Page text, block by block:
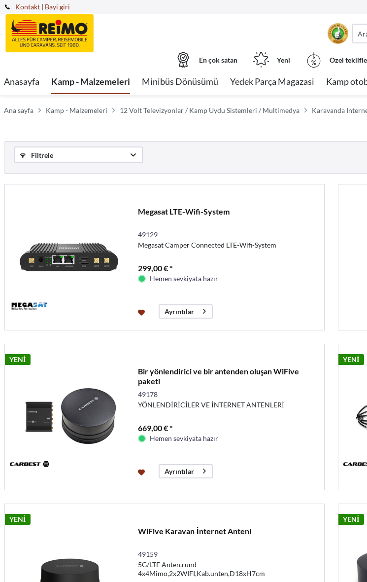
Kontakt | Bayi giri
En çok satan Yeni Özel
Anasayfa Kamp - Malzemeleri Minibüs Dönüsümü Yedek Parça Magazasi Kamp
Ana sayfa Kamp - Malzemeleri 12 Volt Televizyonlar / Kamp Uydu Sistemleri / Multimedya Karavanda
Filtrele
Megasat LTE-Wifi-System
49129
Megasat Camper Connected LTE-Wifi-System
299,00 € *
Hemen sevkiyata hazır
Ayrıntılar
YENİ
Bir yönlendirici ve bir antenden oluşan WiFive
paketi
49178
YÖNLENDİRİCİLER VE İNTERNET ANTENLERİ
669,00 € *
Hemen sevkiyata hazır
Ayrıntılar
YENİ
YENİ
WiFive Karavan İnternet Anteni
49159
5G/LTE Anten.rund
4x4Mimo,2x2WIFI,Kab.unten,D18xH7cm
YENİ